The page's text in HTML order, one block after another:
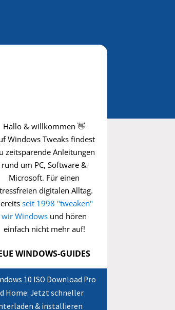
Hallo & willkommen 👋
Windows Tweaks findest
zeitsparendeAnleitungen
rund um PC, Software &
Microsoft. Für einen
digitalen Alltag.
seit 1998 "tweaken"
wir Windows und hören
einfach nicht mehr auf!
WINDOWS-GUIDES
10 ISO Download Pro
Home: Jetzt schneller
& installieren